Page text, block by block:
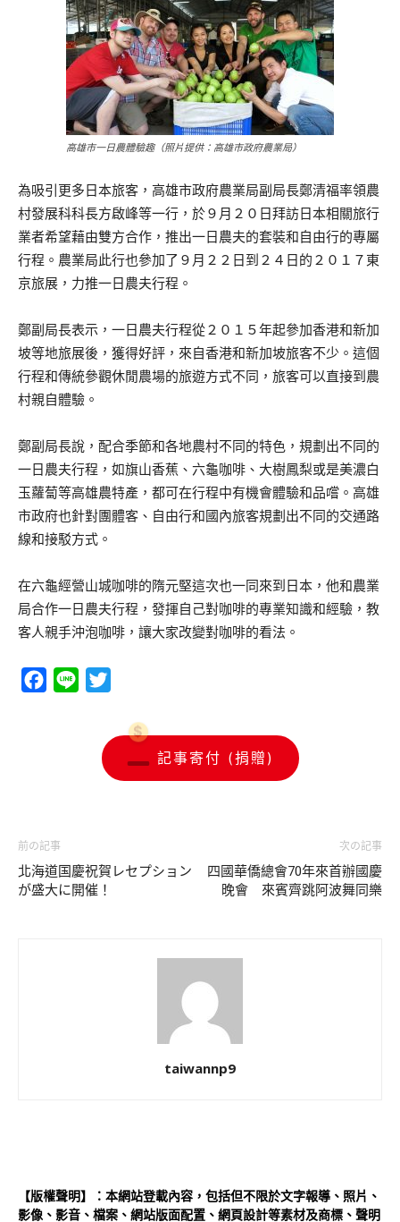
高雄市一日農體驗趣（照片提供：高雄市政府農業局）
為吸引更多日本旅客，高雄市政府農業局副局長鄭清福率領農
村發展科科長方啟峰等一行，於９月２０日拜訪日本相關旅行
業者希望藉由雙方合作，推出一日農夫的套裝和自由行的專屬
行程。農業局此行也參加了９月２２日到２４日的２０１７東
京旅展，力推一日農夫行程。
鄭副局長表示，一日農夫行程從２０１５年起參加香港和新加
坡等地旅展後，獲得好評，來自香港和新加坡旅客不少。這個
行程和傳統參觀休閒農場的旅遊方式不同，旅客可以直接到農
村親自體驗。
鄭副局長說，配合季節和各地農村不同的特色，規劃出不同的
一日農夫行程，如旗山香蕉、六龜咖啡、大樹鳳梨或是美濃白
玉蘿蔔等高雄農特產，都可在行程中有機會體驗和品嚐。高雄
市政府也針對團體客、自由行和國內旅客規劃出不同的交通路
線和接駁方式。
在六龜經營山城咖啡的隋元堅這次也一同來到日本，他和農業
局合作一日農夫行程，發揮自己對咖啡的專業知識和經驗，教
客人親手沖泡咖啡，讓大家改變對咖啡的看法。
Facebook
Line
記事寄付 (捐贈)
前の記事
北海道国慶祝賀レセプション
が盛大に開催！
次の記事
四國華僑總會70年來首辦國慶
晚會 來賓齊跳阿波舞同樂
taiwannp9
【版權聲明】：本網站登載內容，包括但不限於文字報導、照片、
影像、影音、檔案、網站版面配置、網頁設計等素材及商標、聲明